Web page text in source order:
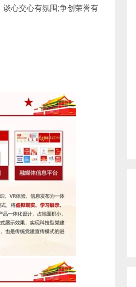
心交心有氛围;争创荣誉有